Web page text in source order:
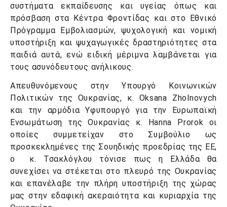
συστήματα εκπαίδευσης και υγείας όπως και
πρόσβαση στα Κέντρα Φροντίδας και στο Εθνικό
Πρόγραμμα Εμβολιασμών, ψυχολογική και νομική
υποστήριξη και ψυχαγωγικές δραστηριότητες στα
παιδιά αυτά, ενώ ειδική μέριμνα λαμβάνεται για
τους ασυνόδευτους ανήλικους.
Απευθυνόμενους στην Υπουργό Κοινωνικών
Πολιτικών της Ουκρανίας, κ. Oksana Zholnovych
και την αρμόδια Υφυπουργό για την Ευρωπαϊκή
Ενσωμάτωση της Ουκρανίας κ. Hanna Prorok οι
οποίες συμμετείχαν στο Συμβούλιο ως
προσκεκλημένες της Σουηδικής προεδρίας της ΕΕ,
ο κ. Τσακλόγλου τόνισε πως η Ελλάδα θα
συνεχίσει να στέκεται στο πλευρό της Ουκρανίας
και επανέλαβε την πλήρη υποστήριξη της χώρας
μας στην εδαφική ακεραιότητα και κυριαρχία της